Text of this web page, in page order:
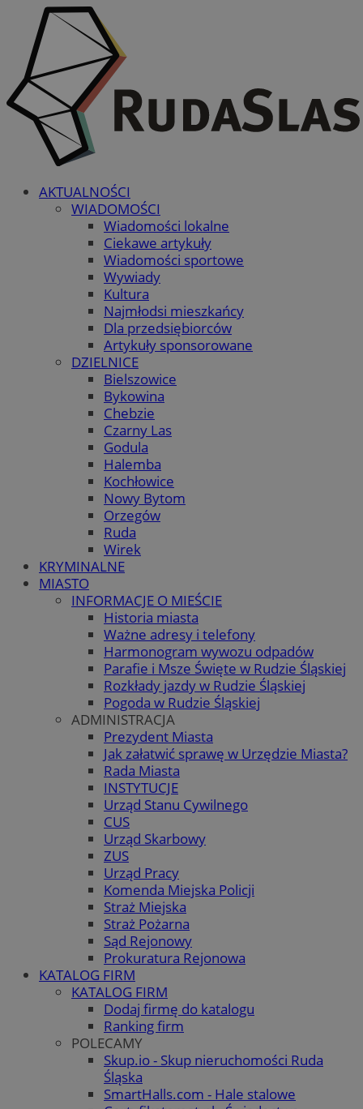
AKTUALNOŚCI
WIADOMOŚCI
Wiadomości lokalne
Ciekawe artykuły
Wiadomości sportowe
Wywiady
Kultura
Najmłodsi mieszkańcy
Dla przedsiębiorców
Artykuły sponsorowane
DZIELNICE
Bielszowice
Bykowina
Chebzie
Czarny Las
Godula
Halemba
Kochłowice
Nowy Bytom
Orzegów
Ruda
Wirek
KRYMINALNE
MIASTO
INFORMACJE O MIEŚCIE
Historia miasta
Ważne adresy i telefony
Harmonogram wywozu odpadów
Parafie i Msze Święte w Rudzie Śląskiej
Rozkłady jazdy w Rudzie Śląskiej
Pogoda w Rudzie Śląskiej
ADMINISTRACJA
Prezydent Miasta
Jak załatwić sprawę w Urzędzie Miasta?
Rada Miasta
INSTYTUCJE
Urząd Stanu Cywilnego
CUS
Urząd Skarbowy
ZUS
Urząd Pracy
Komenda Miejska Policji
Straż Miejska
Straż Pożarna
Sąd Rejonowy
Prokuratura Rejonowa
KATALOG FIRM
KATALOG FIRM
Dodaj firmę do katalogu
Ranking firm
POLECAMY
Skup.io - Skup nieruchomości Ruda
Śląska
SmartHalls.com - Hale stalowe